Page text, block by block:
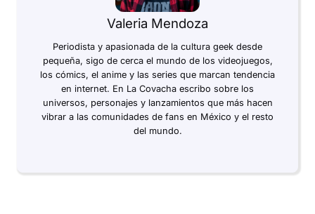
Valeria Mendoza
Periodista y apasionada de la cultura geek desde
pequeña, sigo de cerca el mundo de los videojuegos,
los cómics, el anime y las series que marcan tendencia
en internet. En La Covacha escribo sobre los
universos, personajes y lanzamientos que más hacen
vibrar a las comunidades de fans en México y el resto
del mundo.